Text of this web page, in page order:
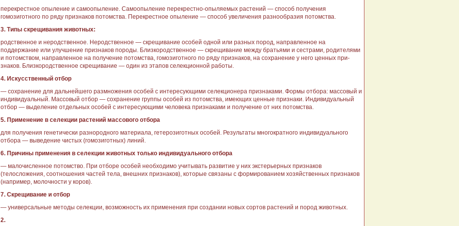
перекрестное опыление и самоопы­ление. Самоопыление перекрестно-опыляемых растений — способ по­лучения
гомозиготного по ряду признаков потомства. Перекрест­ное опыление — способ увеличе­ния разнообразия потомства.
3. Типы скрещивания живот­ных:
родственное и неродствен­ное. Неродственное — скрещива­ние особей одной или разных по­род, направленное на
поддержание или улучшение признаков породы. Близкородственное — скрещива­ние между братьями и сестрами, родителями
и потомством, направ­ленное на получение потомства, гомозиготного по ряду признаков, на сохранение у него ценных при­
знаков. Близкородственное скре­щивание — один из этапов селек­ционной работы.
4. Искусственный отбор
— со­хранение для дальнейшего размно­жения особей с интересующими се­лекционера признаками. Формы отбора: массовый и
индивидуаль­ный. Массовый отбор — сохране­ние группы особей из потомства, имеющих ценные признаки. Ин­дивидуальный
отбор — выделение отдельных особей с интересующи­ми человека признаками и получе­ние от них потомства.
5. Применение в селекции рас­тений массового отбора
для полу­чения генетически разнородного материала, гетерозиготных особей. Результаты многократного инди­видуального
отбора — выведение чистых (гомозиготных) линий.
6. Причины применения в селекции животных только ин­дивидуального отбора
— мало­численное потомство. При отбо­ре особей необходимо учитывать развитие у них экстерьерных признаков
(телосложения, соот­ношения частей тела, внешних признаков), которые связаны с формированием хозяйственных признаков
(например, молочности у коров).
7. Скрещивание и отбор
— уни­версальные методы селекции, воз­можность их применения при со­здании новых сортов растений и пород животных.
2.